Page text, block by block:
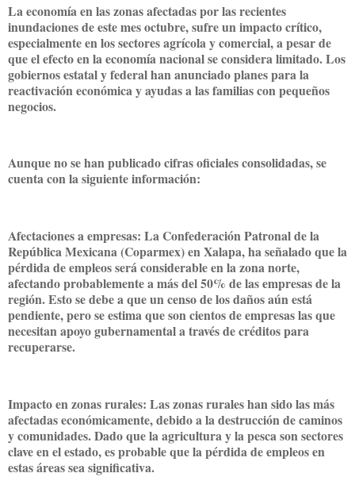
La economía en las zonas afectadas por las recientes
inundaciones de este mes octubre, sufre un impacto crítico,
especialmente en los sectores agrícola y comercial, a pesar de
que el efecto en la economía nacional se considera limitado. Los
gobiernos estatal y federal han anunciado planes para la
reactivación económica y ayudas a las familias con pequeños
negocios.
Aunque no se han publicado cifras oficiales consolidadas, se
cuenta con la siguiente información:
Afectaciones a empresas: La Confederación Patronal de la
República Mexicana (Coparmex) en Xalapa, ha señalado que la
pérdida de empleos será considerable en la zona norte,
afectando probablemente a más del 50% de las empresas de la
región. Esto se debe a que un censo de los daños aún está
pendiente, pero se estima que son cientos de empresas las que
necesitan apoyo gubernamental a través de créditos para
recuperarse.
Impacto en zonas rurales: Las zonas rurales han sido las más
afectadas económicamente, debido a la destrucción de caminos
y comunidades. Dado que la agricultura y la pesca son sectores
clave en el estado, es probable que la pérdida de empleos en
estas áreas sea significativa.